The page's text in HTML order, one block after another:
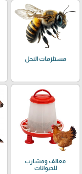
مستلزمات النحل
معالف ومشارب
للحيوانات